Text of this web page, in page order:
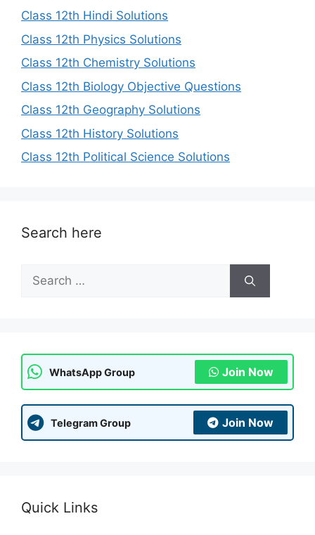
Class 12th Hindi Solutions
Class 12th Physics Solutions
Class 12th Chemistry Solutions
Class 12th Biology Objective Questions
Class 12th Geography Solutions
Class 12th History Solutions
Class 12th Political Science Solutions
Search here
Search
for:
WhatsApp Group Join Now
Telegram Group Join Now
Quick Links